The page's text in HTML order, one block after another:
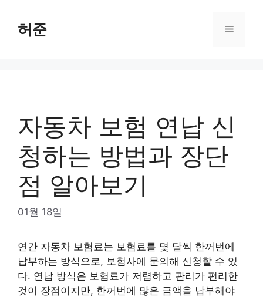
content
허준 Menu
자동차 보험 연납 신
청하는 방법과 장단
점 알아보기
01월 18일
연간 자동차 보험료는 보험료를 몇 달씩 한꺼번에
납부하는 방식으로, 보험사에 문의해 신청할 수 있
다. 연납 방식은 보험료가 저렴하고 관리가 편리한
것이 장점이지만, 한꺼번에 많은 금액을 납부해야